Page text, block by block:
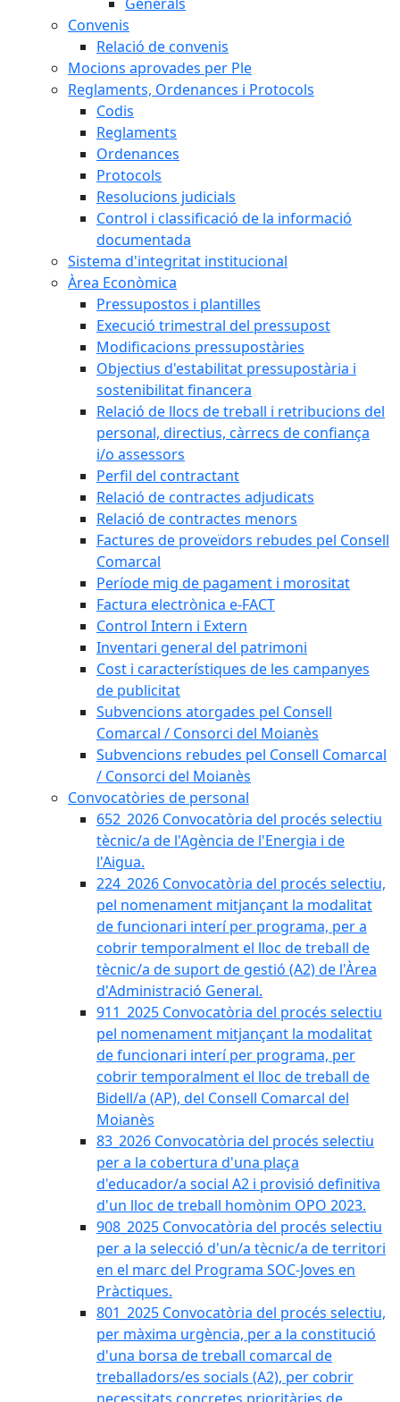
Convenis
Relació de convenis
Mocions aprovades per Ple
Reglaments, Ordenances i Protocols
Codis
Reglaments
Ordenances
Protocols
Resolucions judicials
Control i classificació de la informació
documentada
Sistema d'integritat institucional
Àrea Econòmica
Pressupostos i plantilles
Execució trimestral del pressupost
Modificacions pressupostàries
Objectius d'estabilitat pressupostària i
sostenibilitat financera
Relació de llocs de treball i retribucions del
personal, directius, càrrecs de confiança
i/o assessors
Perfil del contractant
Relació de contractes adjudicats
Relació de contractes menors
Factures de proveïdors rebudes pel Consell
Comarcal
Període mig de pagament i morositat
Factura electrònica e-FACT
Control Intern i Extern
Inventari general del patrimoni
Cost i característiques de les campanyes
de publicitat
Subvencions atorgades pel Consell
Comarcal / Consorci del Moianès
Subvencions rebudes pel Consell Comarcal
/ Consorci del Moianès
Convocatòries de personal
652_2026 Convocatòria del procés selectiu
tècnic/a de l'Agència de l'Energia i de
l'Aigua.
224_2026 Convocatòria del procés selectiu,
pel nomenament mitjançant la modalitat
de funcionari interí per programa, per a
cobrir temporalment el lloc de treball de
tècnic/a de suport de gestió (A2) de l'Àrea
d'Administració General.
911_2025 Convocatòria del procés selectiu
pel nomenament mitjançant la modalitat
de funcionari interí per programa, per
cobrir temporalment el lloc de treball de
Bidell/a (AP), del Consell Comarcal del
Moianès
83_2026 Convocatòria del procés selectiu
per a la cobertura d'una plaça
d'educador/a social A2 i provisió definitiva
d'un lloc de treball homònim OPO 2023.
908_2025 Convocatòria del procés selectiu
per a la selecció d'un/a tècnic/a de territori
en el marc del Programa SOC-Joves en
Pràctiques.
801_2025 Convocatòria del procés selectiu,
per màxima urgència, per a la constitució
d'una borsa de treball comarcal de
treballadors/es socials (A2), per cobrir